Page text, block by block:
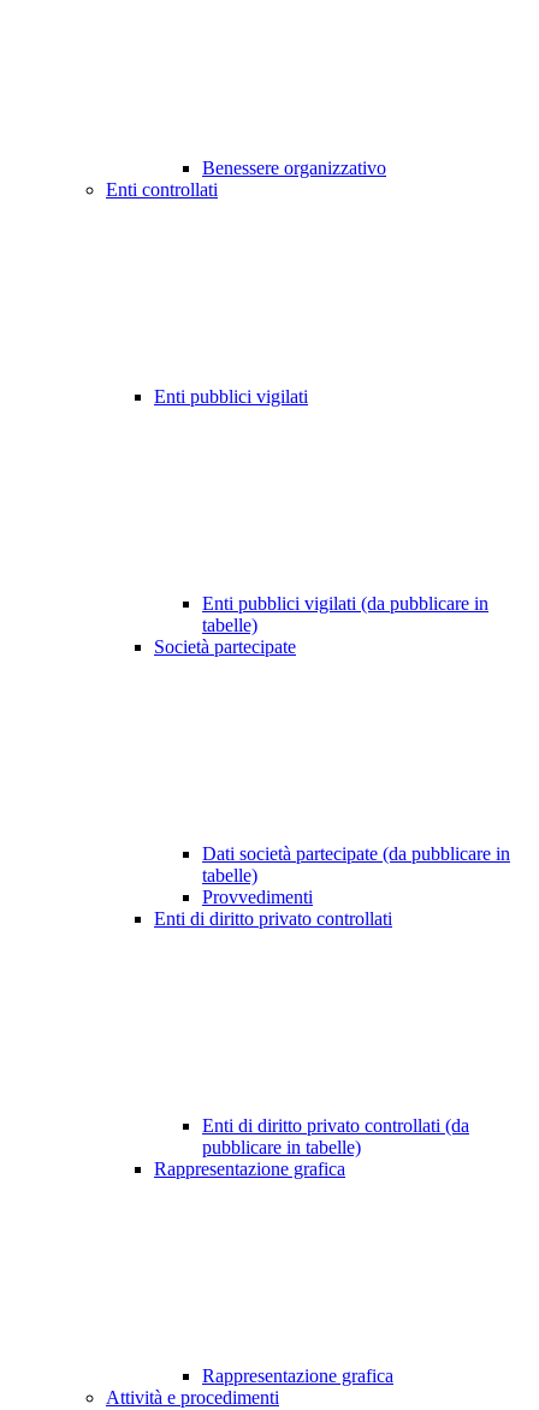
Benessere organizzativo
Enti controllati
Enti pubblici vigilati
Enti pubblici vigilati (da pubblicare in
tabelle)
Società partecipate
Dati società partecipate (da pubblicare in
tabelle)
Provvedimenti
Enti di diritto privato controllati
Enti di diritto privato controllati (da
pubblicare in tabelle)
Rappresentazione grafica
Rappresentazione grafica
Attività e procedimenti